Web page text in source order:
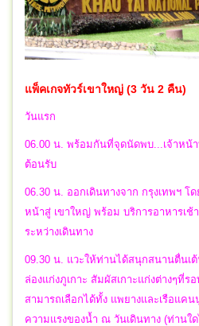
แพ็คเกจทัวร์เขาใหญ่ (3 วัน 2 คืน)
วันแรก
06.00 น. พร้อมกันที่จุดนัดพบ...เจ้าหน้า
ต้อนรับ
06.30 น. ออกเดินทางจาก กรุงเทพฯ
หน้าสู่ เขาใหญ่ พร้อม บริการอาหารเช้
ระหว่างเดินทาง
09.30 น. แวะให้ท่านได้สนุกสนานตื่นเ
ล่องแก่งภูเกาะ สัมผัสเกาะแก่งต่างๆที่
สามารถเลือกได้ทั้ง แพยางและเรือแค
ความแรงของน้ำ ณ วันเดินทาง (ท่านใ